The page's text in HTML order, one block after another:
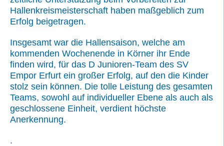
Hallenkreismeisterschaft haben maßgeblich zum
Erfolg beigetragen.
Insgesamt war die Hallensaison, welche am
kommenden Wochenende in Körner ihr Ende
finden wird, für das D Junioren-Team des SV
Empor Erfurt ein großer Erfolg, auf den die Kinder
stolz sein können. Die tolle Leistung des gesamten
Teams, sowohl auf individueller Ebene als auch als
geschlossene Einheit, verdient höchste
Anerkennung.
.